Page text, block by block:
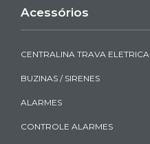
Acessórios
CENTRALINA TRAVA ELETRICA
BUZINAS / SIRENES
ALARMES
CONTROLE ALARMES